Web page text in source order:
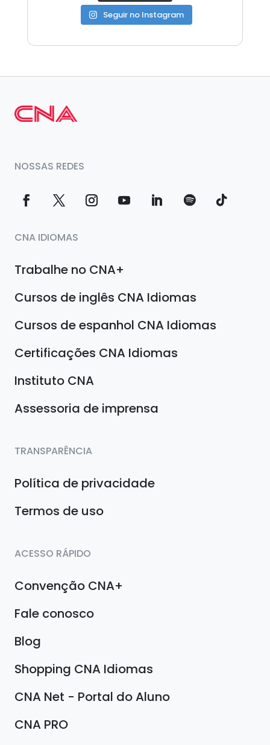
Seguir no Instagram
NOSSAS REDES
CNA IDIOMAS
Trabalhe no CNA+
Cursos de inglês CNA Idiomas
Cursos de espanhol CNA Idiomas
Certificações CNA Idiomas
Instituto CNA
Assessoria de imprensa
TRANSPARÊNCIA
Política de privacidade
Termos de uso
ACESSO RÁPIDO
Convenção CNA+
Fale conosco
Blog
Shopping CNA Idiomas
CNA Net - Portal do Aluno
CNA PRO